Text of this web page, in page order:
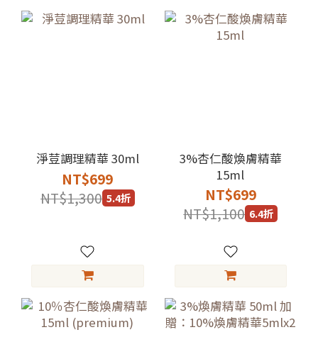
淨荳調理精華 30ml
NT$699
NT$1,300 5.4折
3%杏仁酸煥膚精華
15ml
NT$699
NT$1,100 6.4折